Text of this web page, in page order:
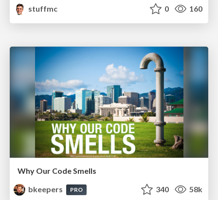
stuffmc
0 160
Why Our Code Smells
bkeepers
PRO 340 58k